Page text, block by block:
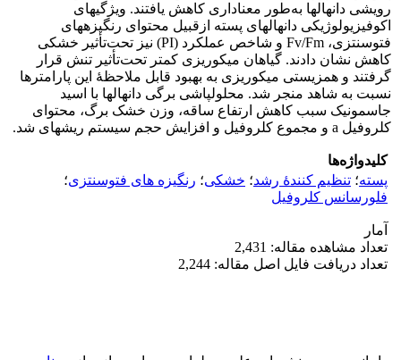
رویشی دانهال‏ها به‌طور معنا‏داری کاهش یافتند. ویژگی‏های
اکوفیزیولوژیکی دانهال‏های پسته از‌قبیل محتوای رنگیزه‏های
فتوسنتزی، Fv/Fm و شاخص عملکرد (PI) نیز تحت‌تأثیر خشکی
کاهش نشان دادند. گیاهان میکوریزی کمتر تحت‌تأثیر تنش قرار
گرفتند و همزیستی میکوریزی به بهبود قابل‏ ملاحظۀ‏ این پارامترها
نسبت به شاهد منجر شد. محلول‏پاشی برگی دانهال‏ها با اسید
جاسمونیک سبب کاهش ارتفاع ساقه، وزن خشک برگ، محتوای
کلروفیل a و مجموع کلروفیل و افزایش حجم سیستم ریشه‏ای شد.
کلیدواژه‌ها
پسته؛ تنظیم‏ کنندۀ رشد؛ خشکی؛ رنگیزه‏ های فتوسنتزی؛
فلورسانس کلروفیل
آمار
تعداد مشاهده مقاله: 2,431
تعداد دریافت فایل اصل مقاله: 2,244